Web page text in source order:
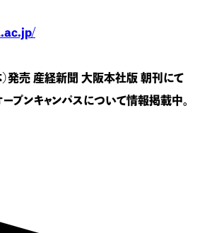
発売 産経新聞 大阪本社版 朝刊にて
プンキャンパスについて情報掲載中。